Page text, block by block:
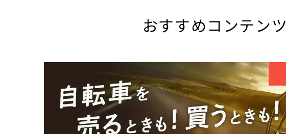
おすすめコンテンツ